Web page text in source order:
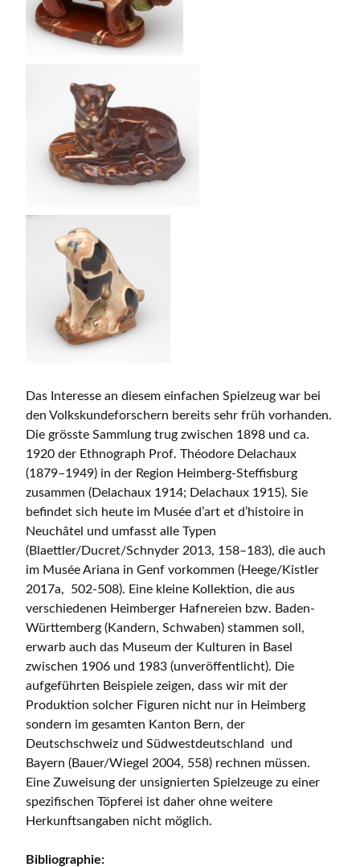
Das Interesse an diesem einfachen Spielzeug war bei
den Volkskundeforschern bereits sehr früh vorhanden.
Die grösste Sammlung trug zwischen 1898 und ca.
1920 der Ethnograph Prof. Théodore Delachaux
(1879–1949) in der Region Heimberg-Steffisburg
zusammen (Delachaux 1914; Delachaux 1915). Sie
befindet sich heute im Musée d’art et d’histoire in
Neuchâtel und umfasst alle Typen
(Blaettler/Ducret/Schnyder 2013, 158–183), die auch
im Musée Ariana in Genf vorkommen (Heege/Kistler
2017a, 502-508). Eine kleine Kollektion, die aus
verschiedenen Heimberger Hafnereien bzw. Baden-
Württemberg (Kandern, Schwaben) stammen soll,
erwarb auch das Museum der Kulturen in Basel
zwischen 1906 und 1983 (unveröffentlicht). Die
aufgeführten Beispiele zeigen, dass wir mit der
Produktion solcher Figuren nicht nur in Heimberg
sondern im gesamten Kanton Bern, der
Deutschschweiz und Südwestdeutschland und
Bayern (Bauer/Wiegel 2004, 558) rechnen müssen.
Eine Zuweisung der unsignierten Spielzeuge zu einer
spezifischen Töpferei ist daher ohne weitere
Herkunftsangaben nicht möglich.
Bibliographie: